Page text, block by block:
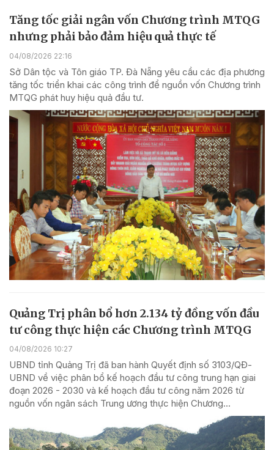
Tăng tốc giải ngân vốn Chương trình MTQG
nhưng phải bảo đảm hiệu quả thực tế
04/08/2026 22:16
Sở Dân tộc và Tôn giáo TP. Đà Nẵng yêu cầu các địa phương
tăng tốc triển khai các công trình để nguồn vốn Chương trình
MTQG phát huy hiệu quả đầu tư.
Quảng Trị phân bổ hơn 2.134 tỷ đồng vốn đầu
tư công thực hiện các Chương trình MTQG
04/08/2026 10:27
UBND tỉnh Quảng Trị đã ban hành Quyết định số 3103/QĐ-
UBND về việc phân bổ kế hoạch đầu tư công trung hạn giai
đoạn 2026 - 2030 và kế hoạch đầu tư công năm 2026 từ
nguồn vốn ngân sách Trung ương thực hiện Chương...